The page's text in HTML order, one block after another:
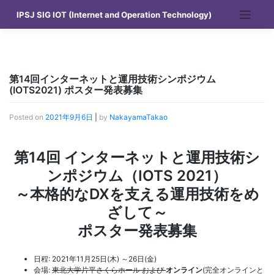
content
IPSJ SIG IOT (Internet and Operation Technology)
第14回インターネットと運用技術シンポジウム
(IOTS2021) ポスター発表募集
Posted on 2021年9月6日 by NakayamaTakao
第14回 インターネットと運用技術シ
ンポジウム（IOTS 2021）
～本格的なDXを支える運用技術をめ
ざして～
ポスター発表募集
日程: 2021年11月25日(木) ～26日(金)
会場: 東北大学片平さくらホール およびオンライン(完全オンラインと